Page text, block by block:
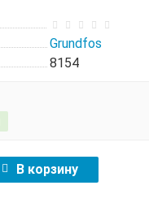
Grundfos
8154
В корзину